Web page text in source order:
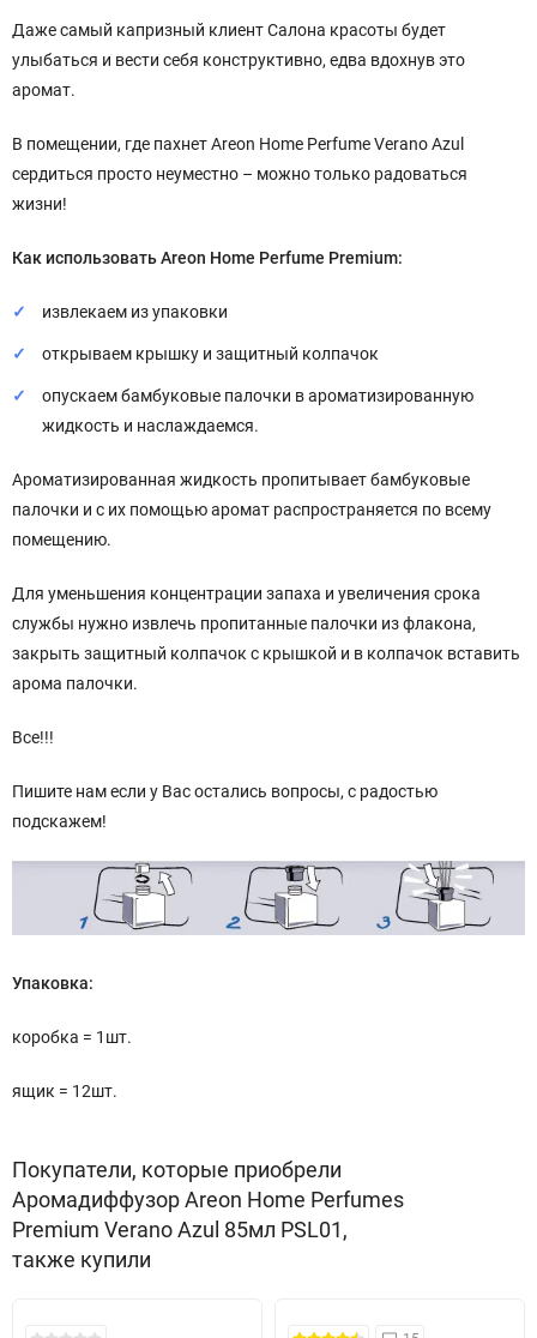
Даже самый капризный клиент Салона красоты будет
улыбаться и вести себя конструктивно, едва вдохнув это
аромат.
В помещении, где пахнет Areon Home Perfume Verano Azul
сердиться просто неуместно – можно только радоваться
жизни!
Как использовать Areon Home Perfume Premium:
извлекаем из упаковки
открываем крышку и защитный колпачок
опускаем бамбуковые палочки в ароматизированную
жидкость и наслаждаемся.
Ароматизированная жидкость пропитывает бамбуковые
палочки и с их помощью аромат распространяется по всему
помещению.
Для уменьшения концентрации запаха и увеличения срока
службы нужно извлечь пропитанные палочки из флакона,
закрыть защитный колпачок с крышкой и в колпачок вставить
арома палочки.
Все!!!
Пишите нам если у Вас остались вопросы, с радостью
подскажем!
Упаковка:
коробка = 1шт.
ящик = 12шт.
Покупатели, которые приобрели
Аромадиффузор Areon Home Perfumes
Premium Verano Azul 85мл PSL01,
также купили
Безкоштовна Доставка